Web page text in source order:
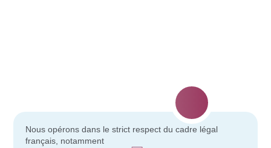
Nous opérons dans le strict respect du cadre légal
français, notamment